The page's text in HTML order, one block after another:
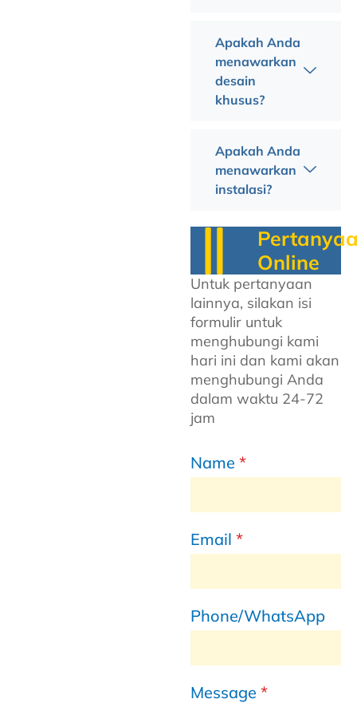
Apakah Anda
menawarkan
desain
khusus?
Apakah Anda
menawarkan
instalasi?
Online
Untuk pertanyaan
lainnya, silakan isi
formulir untuk
menghubungi kami
hari ini dan kami akan
menghubungi Anda
dalam waktu 24-72
jam
Name *
Email *
Phone/WhatsApp
Message *